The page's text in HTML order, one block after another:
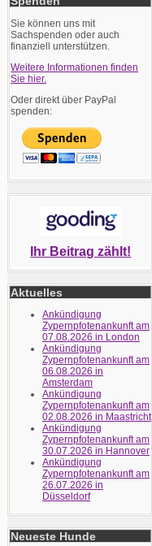
Sie können uns mit
Sachspenden oder auch
finanziell unterstützen.
Weitere Informationen finden
Sie hier.
Oder direkt über PayPal
spenden:
Ihr Beitrag zählt!
Aktuelles
Ankündigung
Zypernpfotenankunft am
07.08.2026 in London
Ankündigung
Zypernpfotenankunft am
06.08.2026 in
Amsterdam
Ankündigung
Zypernpfotenankunft am
02.08.2026 in Maastricht
Ankündigung
Zypernpfotenankunft am
30.07.2026 in Hannover
Ankündigung
Zypernpfotenankunft am
26.07.2026 in
Düsseldorf
Neueste Hunde